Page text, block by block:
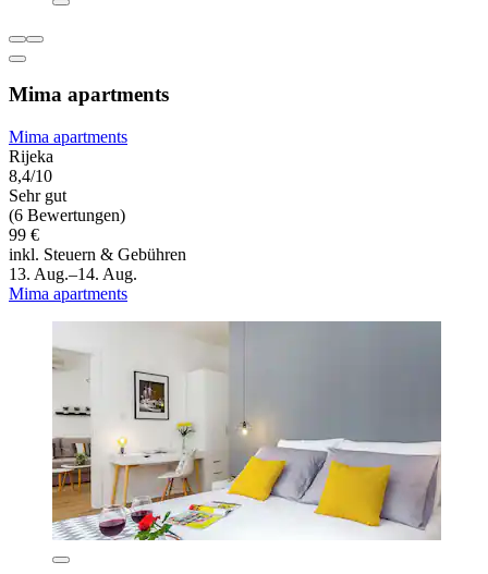
Mima apartments
Mima apartments
Rijeka
8,4/10
Sehr gut
(6 Bewertungen)
99 €
inkl. Steuern & Gebühren
13. Aug.–14. Aug.
Mima apartments